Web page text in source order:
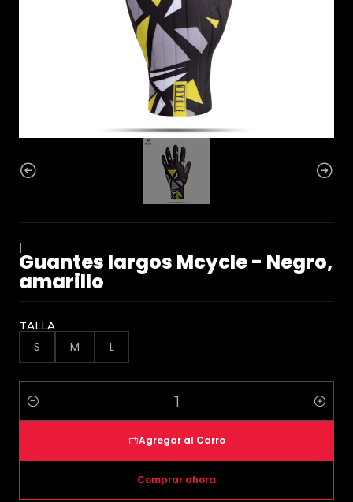
|
Guantes largos Mcycle - Negro,
amarillo
TALLA
S M L
Cantidad
Agregar al Carro
Comprar ahora